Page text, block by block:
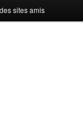
sites amis